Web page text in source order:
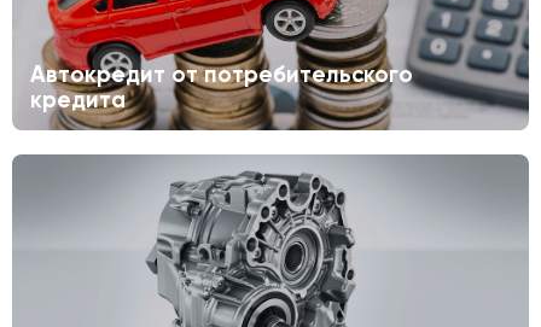
Автокредит от потребительского
кредита